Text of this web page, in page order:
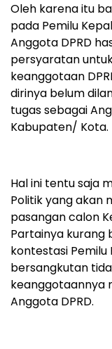
Oleh karena itu
pada Pemilu
Anggota DPRD
persyaratan
keanggotaan
dirinya belum
tugas sebagai
Kabupaten/ Kota.
Hal ini tentu saja
Politik yang akan
pasangan calon
Partainya kurang
kontestasi
bersangkutan
keanggotaannya
Anggota DPRD.